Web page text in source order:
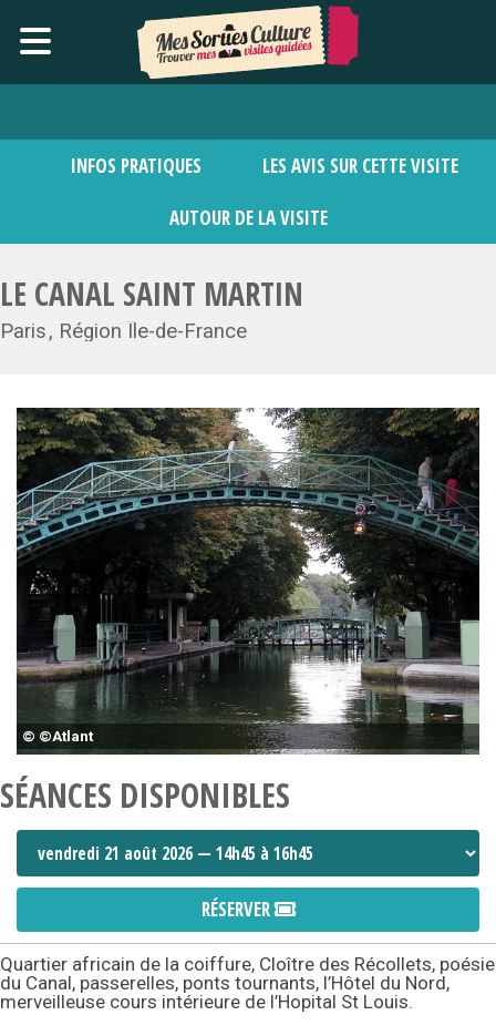
INFOS PRATIQUES LES AVIS SUR CETTE VISITE
AUTOUR DE LA VISITE
LE CANAL SAINT MARTIN
Paris Région Île-de-France
© ©Atlant
SÉANCES DISPONIBLES
RÉSERVER
Quartier africain de la coiffure, Cloître des Récollets, poésie
du Canal, passerelles, ponts tournants, l’Hôtel du Nord,
merveilleuse cours intérieure de l’Hopital St Louis.